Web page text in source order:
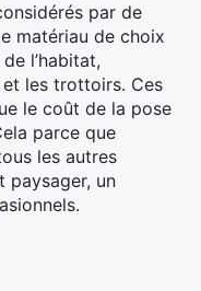
par de
matériau de choix
l’habitat,
les trottoirs. Ces
le coût de la pose
parce que
les autres
paysager, un